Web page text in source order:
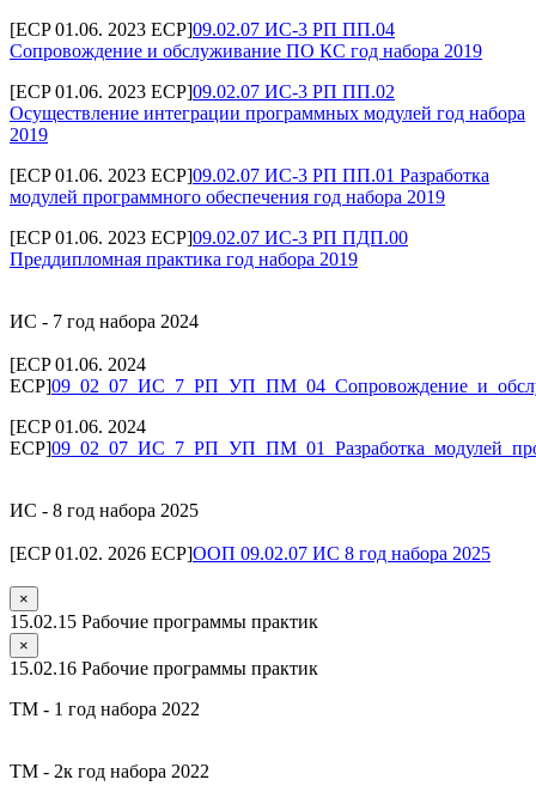
[ECP 01.06. 2023 ECP]09.02.07 ИС-3 РП ПП.04
Сопровождение и обслуживание ПО КС год набора 2019
[ECP 01.06. 2023 ECP]09.02.07 ИС-3 РП ПП.02
Осуществление интеграции программных модулей год набора
2019
[ECP 01.06. 2023 ECP]09.02.07 ИС-3 РП ПП.01 Разработка
модулей программного обеспечения год набора 2019
[ECP 01.06. 2023 ECP]09.02.07 ИС-3 РП ПДП.00
Преддипломная практика год набора 2019
ИС - 7 год набора 2024
[ECP 01.06. 2024
ECP]
[ECP 01.06. 2024
ECP]
ИС - 8 год набора 2025
[ECP 01.02. 2026 ECP]ООП 09.02.07 ИС 8 год набора 2025
×
15.02.15 Рабочие программы практик
×
15.02.16 Рабочие программы практик
ТМ - 1 год набора 2022
ТМ - 2к год набора 2022